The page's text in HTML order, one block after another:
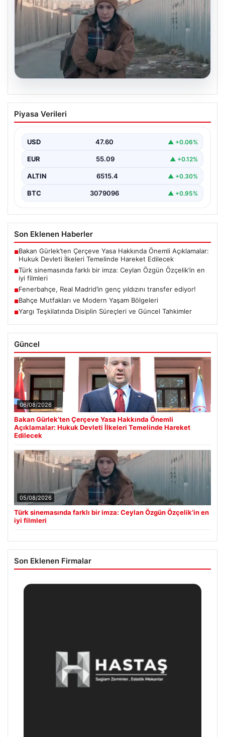
05.08.2026
Türk sinemasında farklı bir imza: Ceylan
Özgün Özçelik’in en iyi filmleri
Piyasa Verileri
USD 47.60 ▲ +0.06%
EUR 55.09 ▲ +0.12%
ALTIN 6515.4 ▲ +0.30%
BTC 3079096 ▲ +0.95%
Son Eklenen Haberler
■Bakan Gürlek’ten Çerçeve Yasa Hakkında Önemli Açıklamalar:
Hukuk Devleti İlkeleri Temelinde Hareket Edilecek
■Türk sinemasında farklı bir imza: Ceylan Özgün Özçelik’in en
iyi filmleri
■Fenerbahçe, Real Madrid’in genç yıldızını transfer ediyor!
■Bahçe Mutfakları ve Modern Yaşam Bölgeleri
■Yargı Teşkilatında Disiplin Süreçleri ve Güncel Tahkimler
Güncel
06/08/2026
Bakan Gürlek’ten Çerçeve Yasa Hakkında Önemli
Açıklamalar: Hukuk Devleti İlkeleri Temelinde Hareket
Edilecek
05/08/2026
Türk sinemasında farklı bir imza: Ceylan Özgün Özçelik’in en
iyi filmleri
Son Eklenen Firmalar